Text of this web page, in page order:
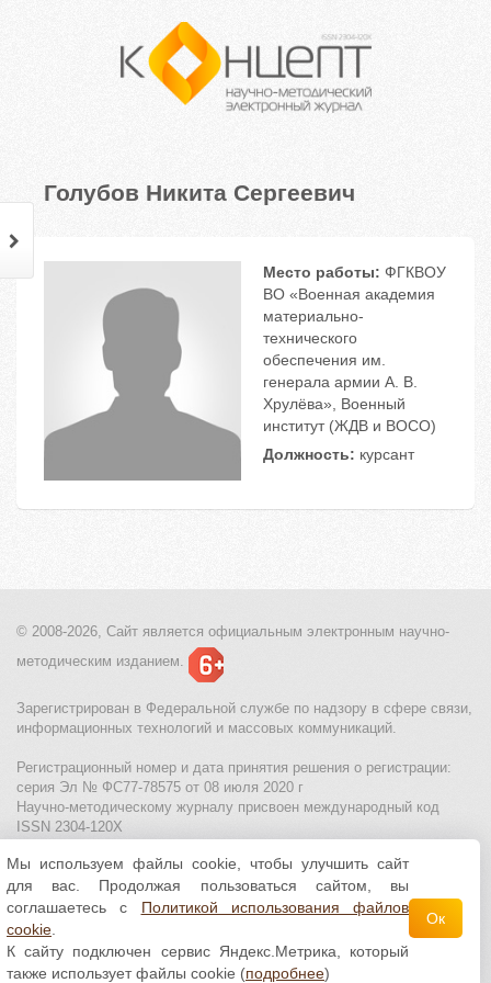
Голубов Никита Сергеевич
Место работы: ФГКВОУ
ВО «Военная академия
материально-
технического
обеспечения им.
генерала армии А. В.
Хрулёва», Военный
институт (ЖДВ и ВОСО)
Должность: курсант
© 2008-2026, Сайт является официальным электронным научно-
методическим изданием.
Зарегистрирован в Федеральной службе по надзору в сфере связи,
информационных технологий и массовых коммуникаций.
Регистрационный номер и дата принятия решения о регистрации:
серия Эл № ФС77-78575 от 08 июля 2020 г
Научно-методическому журналу присвоен международный код
ISSN 2304-120X
МЦИТО|Школьные олимпиады и онлайн конкурсы для детей
Политика использования файлов cookie| Политика обработки и
защиты персональных данных
Все материалы доступны полицензии Creative
Commons С указанием авторства 4.0 Всемирная
Мы используем файлы cookie, чтобы улучшить сайт
для вас. Продолжая пользоваться сайтом, вы
соглашаетесь с Политикой использования файлов
cookie
К сайту подключен сервис Яндекс.Метрика, который
также использует файлы cookie (подробнее)
Ок